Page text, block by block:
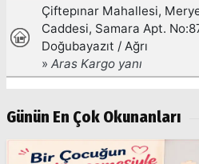
Günün En Çok Okunanları